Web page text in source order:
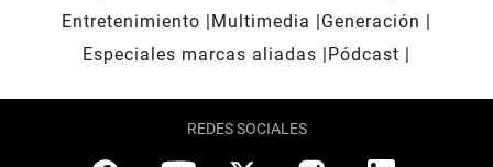
Entretenimiento
Multimedia
Generación
Especiales marcas aliadas
Pódcast
REDES SOCIALES